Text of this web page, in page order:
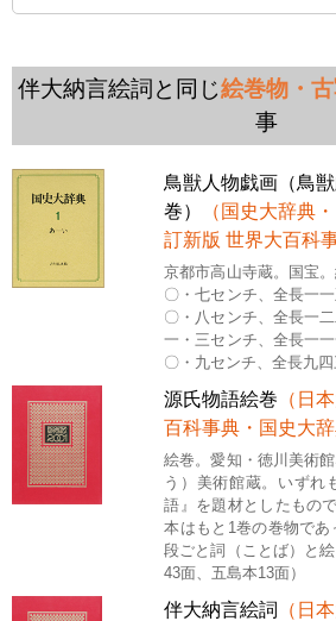
伴大納言絵詞と同じ絵巻物・
事
鳥獣人物戯画（鳥
巻）
（国史大辞典
訂新版 世界大百科事
京都市高山寺蔵。国宝
〇・七センチ、全長一
〇・八センチ、全長一
一・三センチ、全長一
〇・九センチ、全長九
源氏物語絵巻 （日
百科事典・国史大辞
絵巻。愛知・徳川美術
う）美術館蔵。いずれ
語』を題材としたもの
本はもと1巻の巻物で
段ごと詞（ことば）と
43面、五島本13面）
伴大納言絵詞
（日